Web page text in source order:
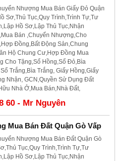
Nhượng Mua Bán Giấy Đỏ Quận
Sơ,Thủ Tục,Quy Trình,Trình Tự,Tư
Hồ Sơ,Lập Thủ Tục,Nhận
Bán ,Chuyển Nhượng,Cho
Đồng,Bất Động Sản,Chung
Hộ Chung Cư,Hợp Đồng Mua
Cho Tặng,Sổ Hồng,Sổ Đỏ,Bìa
Trắng,Bìa Trắng, Giấy Hồng,Giấy
Nhận, GCN,Quyền Sử Dụng Đất
Nhà Ở,Mua Bán,Nhà Đất,
60 - Mr Nguyên
Mua Bán Đất Quận Gò Vấp
Nhượng Mua Bán Đất Quận Gò
Tục,Quy Trình,Trình Tự,Tư
Hồ Sơ,Lập Thủ Tục,Nhận